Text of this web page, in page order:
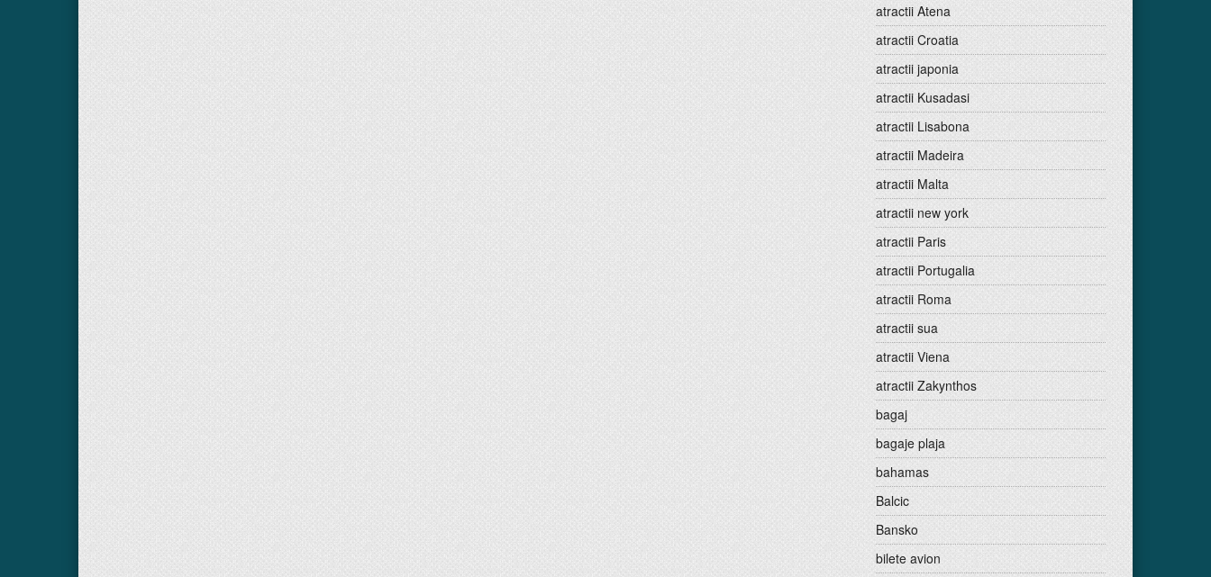
atractii Atena
atractii Croatia
atractii japonia
atractii Kusadasi
atractii Lisabona
atractii Madeira
atractii Malta
atractii new york
atractii Paris
atractii Portugalia
atractii Roma
atractii sua
atractii Viena
atractii Zakynthos
bagaj
bagaje plaja
bahamas
Balcic
Bansko
bilete avion